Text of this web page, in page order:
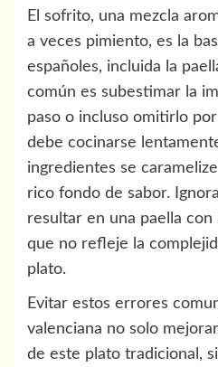
El sofrito, una mezcla
a veces pimiento, es la
españoles, incluida la
común es subestimar la
paso o incluso omitirlo
debe cocinarse
ingredientes se
rico fondo de sabor.
resultar en una paella con
que no refleje la
plato.
Evitar estos errores
valenciana no solo
de este plato tradicional,